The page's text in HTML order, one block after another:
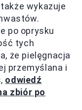
wykazuje
po oprysku
tych
że pielęgnacja
przemyślana i
odwiedź
zbiór po